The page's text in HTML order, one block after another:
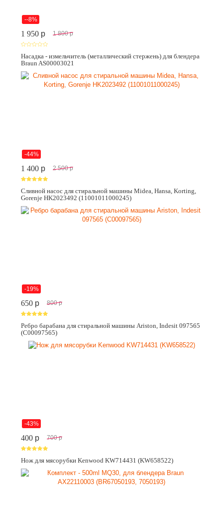
--8%
1 950 p 1 800 p
Насадка - измельчитель (металлический стержень) для блендера
Braun AS00003021
-44%
1 400 p 2 500 p
Сливной насос для стиральной машины Midea, Hansa, Korting,
Gorenje HK2023492 (11001011000245)
-19%
650 p 800 p
Ребро барабана для стиральной машины Ariston, Indesit 097565
(C00097565)
-43%
400 p 700 p
Нож для мясорубки Kenwood KW714431 (KW658522)